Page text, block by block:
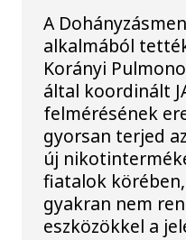
A
alkalmából
Korányi
által koordinált
felmérésének
gyorsan terjed
új
fiatalok
gyakran nem
eszközökkel a